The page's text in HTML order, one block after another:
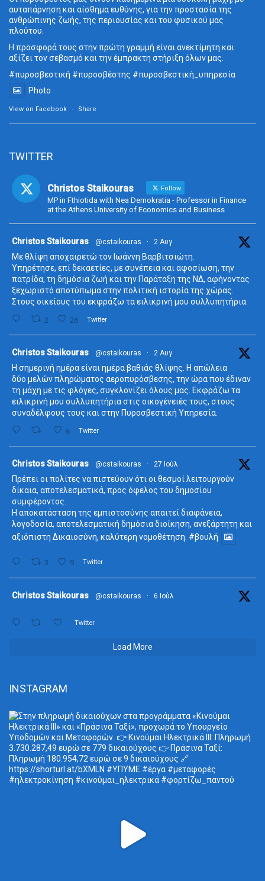
αυταπάρνηση και αίσθημα ευθύνης, για την προστασία της
ανθρώπινης ζωής, της περιουσίας και του φυσικού μας
πλούτου.
Η προσφορά τους στην πρώτη γραμμή είναι ανεκτίμητη και
αξίζει τον σεβασμό και την έμπρακτη στήριξη όλων μας.
#πυροσβεστική #πυροσβέστης #πυροσβεστική_ υπηρεσία
Photo
View on Facebook · Share
TWITTER
Christos Staikouras Follow
MP in Fthiotida with Nea Demokratia - Professor in Finance
at the Athens University of Economics and Business
Christos Staikouras @cstaikouras · 2 Αυγ
Με θλίψη αποχαιρετώ τον Ιωάννη Βαρβιτσιώτη.
Υπηρέτησε, επί δεκαετίες, με συνέπεια και αφοσίωση, την
πατρίδα, τη δημόσια ζωή και την Παράταξη της ΝΔ, αφήνοντας
ξεχωριστό αποτύπωμα στην πολιτική ιστορία της χώρας.
Στους οικείους του εκφράζω τα ειλικρινή μου συλλυπητήρια.
2 26 Twitter
Christos Staikouras @cstaikouras · 2 Αυγ
Η σημερινή ημέρα είναι ημέρα βαθιάς θλίψης. Η απώλεια
δύο μελών πληρώματος αεροπυρόσβεσης, την ώρα που έδιναν
τη μάχη με τις φλόγες, συγκλονίζει όλους μας. Εκφράζω τα
ειλικρινή μου συλλυπητήρια στις οικογένειές τους, στους
συναδέλφους τους και στην Πυροσβεστική Υπηρεσία.
6 Twitter
Christos Staikouras @cstaikouras · 27 Ιούλ
Πρέπει οι πολίτες να πιστεύουν ότι οι θεσμοί λειτουργούν
δίκαια, αποτελεσματικά, προς όφελος του δημοσίου
συμφέροντος.
Η αποκατάσταση της εμπιστοσύνης απαιτεί διαφάνεια,
λογοδοσία, αποτελεσματική δημόσια διοίκηση, ανεξάρτητη και
αξιόπιστη Δικαιοσύνη, καλύτερη νομοθέτηση. #βουλή
3 9 Twitter
Christos Staikouras @cstaikouras · 6 Ιούλ
Twitter
Load More
INSTAGRAM